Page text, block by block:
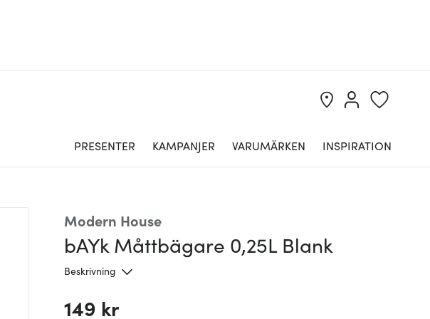
PRESENTER KAMPANJER VARUMÄRKEN INSPIRATION
Modern House
bAYk Måttbägare 0,25L Blank
Beskrivning
149 kr